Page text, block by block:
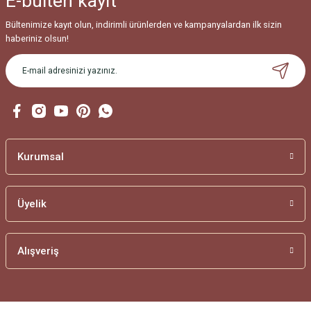
Bültenimize kayıt olun, indirimli ürünlerden ve kampanyalardan ilk sizin
haberiniz olsun!
Kurumsal
Üyelik
Alışveriş